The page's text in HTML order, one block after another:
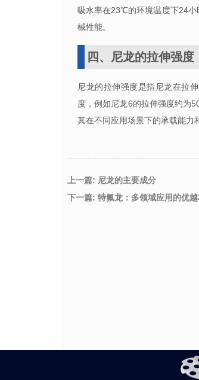
吸水率在23℃的环境温度下24小
械性能。
四、尼龙的拉伸强度
尼龙的拉伸强度是指尼龙在拉
度，例如尼龙6的拉伸强度约为
其在不同应用场景下的承载能力
上一篇: 尼龙的主要成分
下一篇: 特氟龙：多领域应用的优